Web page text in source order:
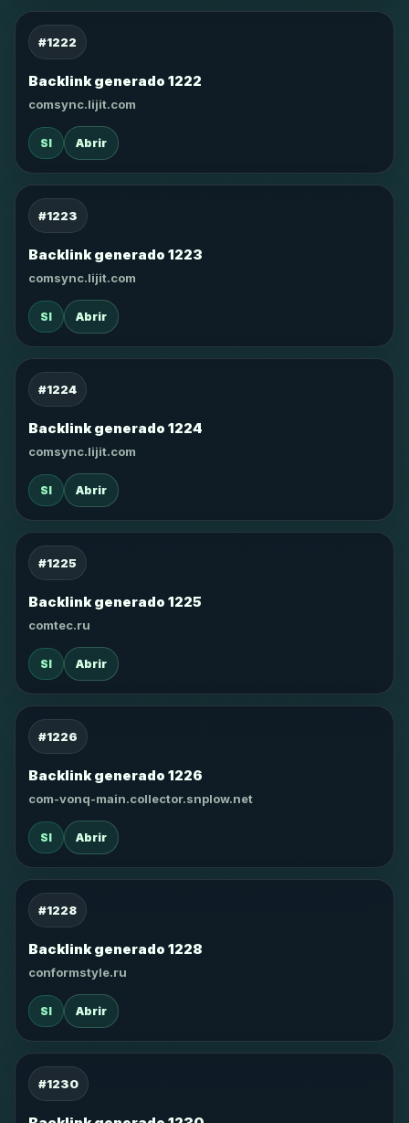
#1222
Backlink generado 1222
comsync.lijit.com
SI Abrir
#1223
Backlink generado 1223
comsync.lijit.com
SI Abrir
#1224
Backlink generado 1224
comsync.lijit.com
SI Abrir
#1225
Backlink generado 1225
comtec.ru
SI Abrir
#1226
Backlink generado 1226
com-vonq-main.collector.snplow.net
SI Abrir
#1228
Backlink generado 1228
conformstyle.ru
SI Abrir
#1230